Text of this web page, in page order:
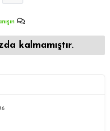
kalmamıştır.